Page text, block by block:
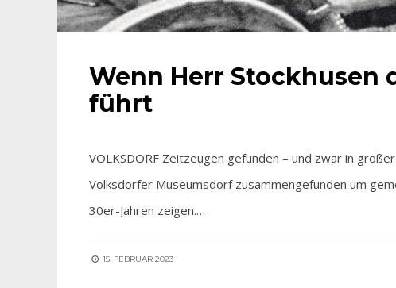
Wenn Herr Stockhusen
führt
VOLKSDORF Zeitzeugen gefunden – und zwar in
Volksdorfer Museumsdorf zusammengefunden um
30er-Jahren zeigen.…
15. FEBRUAR 2023